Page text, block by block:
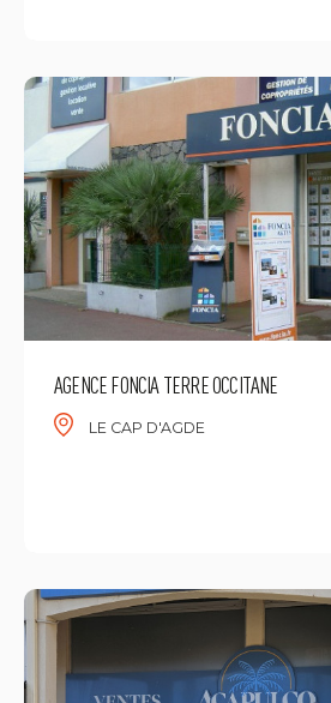
AGENCE FONCIA TERRE OCCITANE
LE CAP D'AGDE